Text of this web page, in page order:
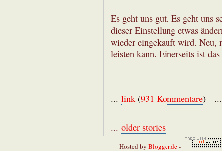
Es geht uns gut. Es geht uns
dieser Einstellung etwas
wieder eingekauft wird. Neu,
leisten kann. Einerseits ist
... link (931 Kommentare)
... older stories
Hosted by Blogger.de-